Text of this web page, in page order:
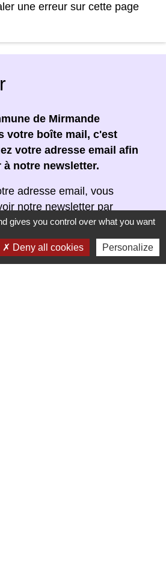
une erreur sur cette page
de Mirmande
votre boîte mail, c'est
votre adresse email afin
notre newsletter.
adresse email, vous
notre newsletter par
Vous pouvez vous
en cliquant dans un
dans chaque newsletter
gives you control over what you want
Deny all cookies Personalize